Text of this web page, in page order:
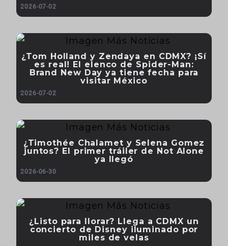
2026-07-02
¿Tom Holland y Zendaya en CDMX? ¡Sí
es real! El elenco de Spider-Man:
Brand New Day ya tiene fecha para
visitar México
2026-07-02
¿Timothée Chalamet y Selena Gomez
juntos? El primer tráiler de Not Alone
ya llegó
2026-06-30
¿Listo para llorar? Llega a CDMX un
concierto de Disney iluminado por
miles de velas